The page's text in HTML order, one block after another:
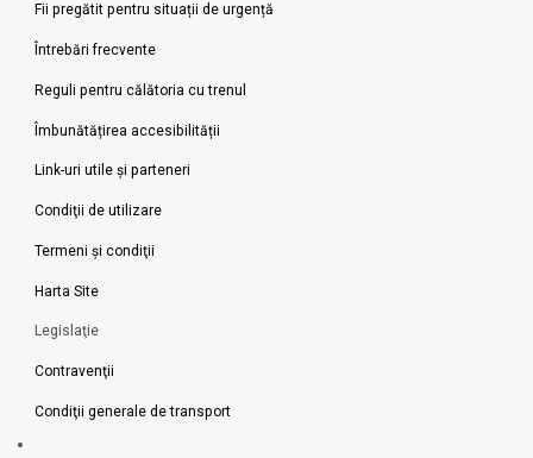
Fii pregătit pentru situații de urgență
Întrebări frecvente
Reguli pentru călătoria cu trenul
Îmbunătățirea accesibilității
Link-uri utile şi parteneri
Condiţii de utilizare
Termeni şi condiţii
Harta Site
Legislaţie
Contravenţii
Condiţii generale de transport